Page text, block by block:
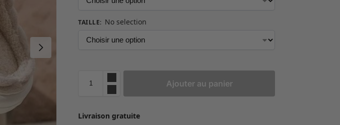
TAILLE: No selection
Ajouter au panier
Livraison gratuite